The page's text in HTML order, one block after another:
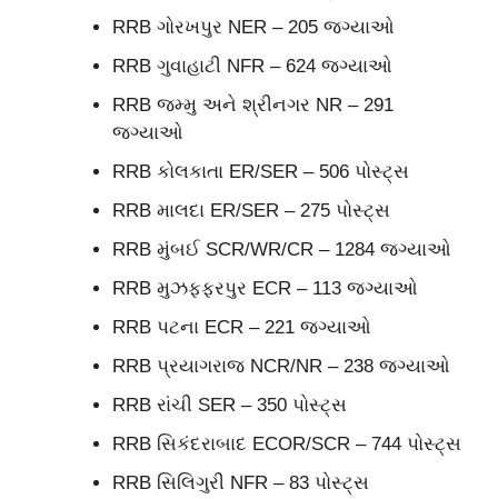
RRB ગોરખપુર NER – 205 જગ્યાઓ
RRB ગુવાહાટી NFR – 624 જગ્યાઓ
RRB જમ્મુ અને શ્રીનગર NR – 291
જગ્યાઓ
RRB કોલકાતા ER/SER – 506 પોસ્ટ્સ
RRB માલદા ER/SER – 275 પોસ્ટ્સ
RRB મુંબઈ SCR/WR/CR – 1284 જગ્યાઓ
RRB મુઝફ્ફરપુર ECR – 113 જગ્યાઓ
RRB પટના ECR – 221 જગ્યાઓ
RRB પ્રયાગરાજ NCR/NR – 238 જગ્યાઓ
RRB રાંચી SER – 350 પોસ્ટ્સ
RRB સિકંદરાબાદ ECOR/SCR – 744 પોસ્ટ્સ
RRB સિલિગુરી NFR – 83 પોસ્ટ્સ